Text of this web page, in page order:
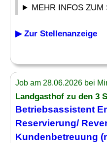
MEHR INFOS ZUM
▶ Zur Stellenanzeige
Job am 28.06.2026 bei
Landgasthof zu den 3
Betriebsassistent
Reservierung/
Kundenbetreuung